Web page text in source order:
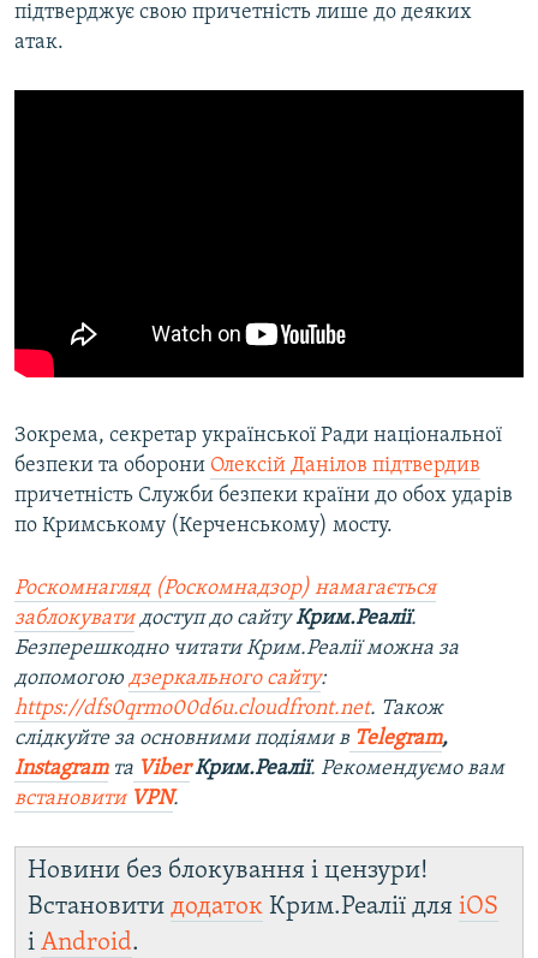
підтверджує свою причетність лише до деяких
атак.
Зокрема, секретар української Ради національної
безпеки та оборони Олексій Данілов підтвердив
причетність Служби безпеки країни до обох ударів
по Кримському (Керченському) мосту.
Роскомнагляд (Роскомнадзор) намагається
заблокуватидоступ до сайтуКрим.Реалії.
Безперешкодно читати Крим.Реалії можна за
допомогою дзеркального сайту:
https://dfs0qrmo00d6u.cloudfront.net. Також
слідкуйте за основними подіями в Telegram,
Instagramта Viber Крим.Реалії. Рекомендуємо вам
встановити VPN.
Новини без блокування і цензури!
Встановити додаток Крим.Реалії для iOS
і Android.